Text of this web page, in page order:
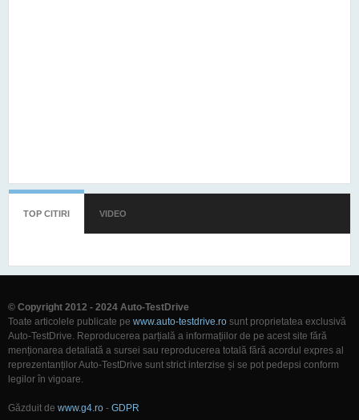
TOP CITIRI (TAB ACTIV)
VIDEO
© Copyright 2012 - 2024 Auto-TestDrive
Toate articolele publicate pe www.auto-testdrive.ro sunt proprietatea exclusivă
Auto-TestDrive. Reproducerea parțială a informațiilor de pe acest site fără
menționarea detaliată a sursei sau reproducerea totală fără acordul expres al
reprezentanților Auto-TestDrive sunt strict interzise și se pot pedepsi conform
legilor în vigoare.
Găzduit de www.g4.ro - GDPR